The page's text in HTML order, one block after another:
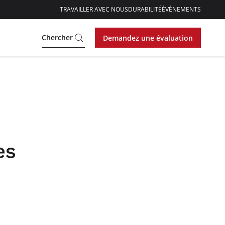
TRAVAILLER AVEC NOUSDURABILITÉÉVÉNEMENTS
Chercher Demandez une évaluation